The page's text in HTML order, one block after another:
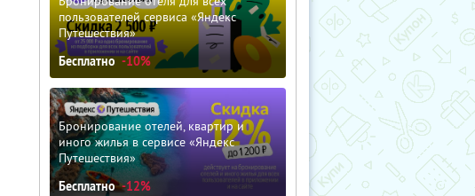
пользователей сервиса «Яндекс
Путешествия»
Бесплатно -10%
Бронирование отелей, квартир и
иного жилья в сервисе «Яндекс
Путешествия»
Бесплатно -12%